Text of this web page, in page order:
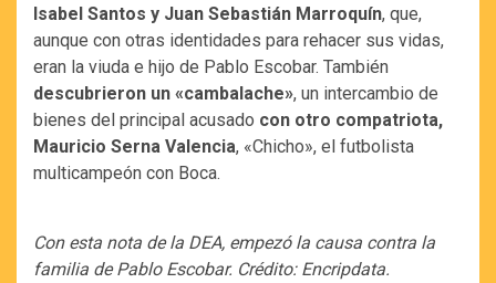
Isabel Santos y Juan Sebastián Marroquín, que,
aunque con otras identidades para rehacer sus vidas,
eran la viuda e hijo de Pablo Escobar. También
descubrieron un «cambalache», un intercambio de
bienes del principal acusado con otro compatriota,
Mauricio Serna Valencia, «Chicho», el futbolista
multicampeón con Boca.
Con esta nota de la DEA, empezó la causa contra la
familia de Pablo Escobar. Crédito: Encripdata.